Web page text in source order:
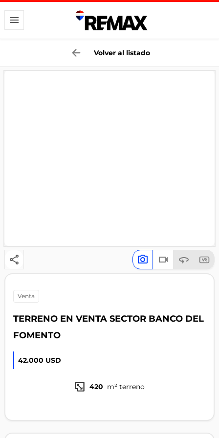
Volver al listado
venta
TERRENO EN VENTA SECTOR BANCO DEL
FOMENTO
42.000 USD
420 m² terreno